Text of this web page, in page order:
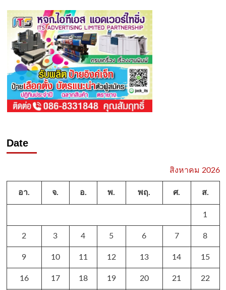
Date
สิงหาคม 2026
อา. จ. อ. พ. พฤ. ศ. ส.
1
2 3 4 5 6 7 8
9 10 11 12 13 14 15
16 17 18 19 20 21 22